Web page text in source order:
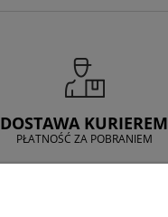
DOSTAWA KURIEREM
PŁATNOŚĆ ZA POBRANIEM